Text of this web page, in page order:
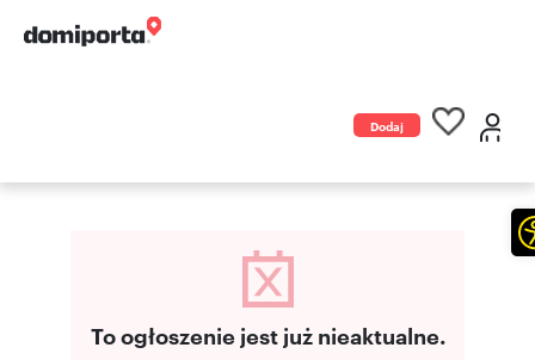
Dodaj
To ogłoszenie jest już nieaktualne.